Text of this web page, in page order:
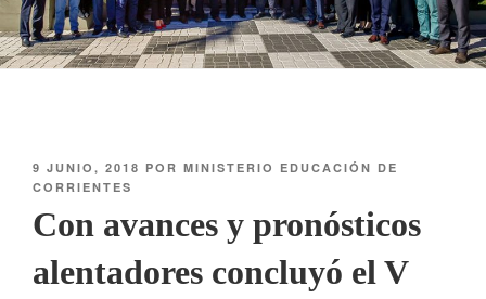
9 JUNIO, 2018 POR MINISTERIO EDUCACIÓN DE
CORRIENTES
Con avances y pronósticos
alentadores concluyó el V